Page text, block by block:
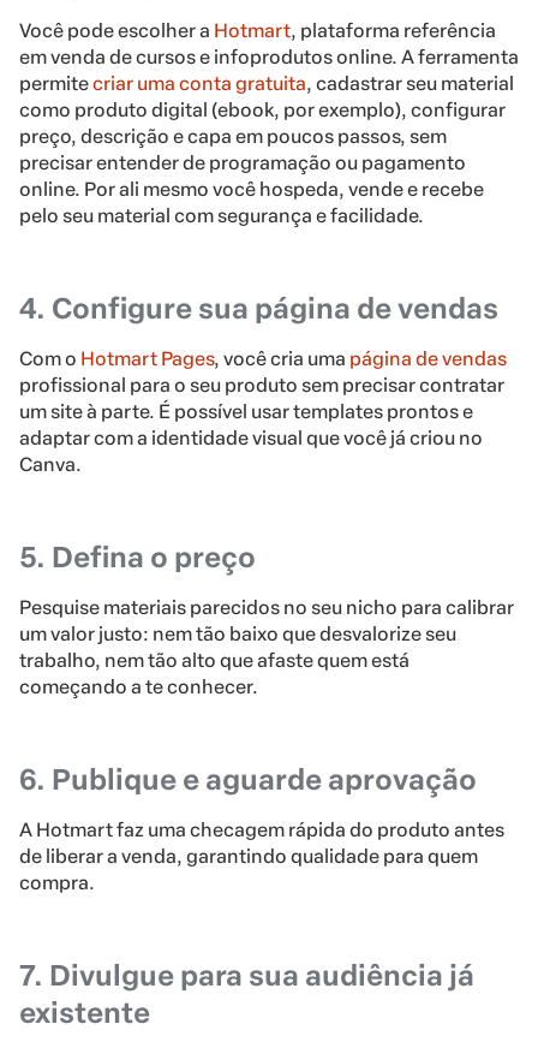
Você pode escolher a Hotmart, plataforma referência
em venda de cursos e infoprodutos online. A ferramenta
permitecriar uma conta gratuita, cadastrar seu material
como produto digital (ebook, por exemplo), configurar
preço, descrição e capa em poucos passos, sem
precisar entender de programação ou pagamento
online. Por ali mesmo você hospeda, vende e recebe
pelo seu material com segurança e facilidade.
4. Configure sua página de vendas
Com o Hotmart Pages, você cria uma página de vendas
profissional para o seu produto sem precisar contratar
um site à parte. É possível usar templates prontos e
adaptar com a identidade visual que você já criou no
Canva.
5. Defina o preço
Pesquise materiais parecidos no seu nicho para calibrar
um valor justo: nem tão baixo que desvalorize seu
trabalho, nem tão alto que afaste quem está
começando a te conhecer.
6. Publique e aguarde aprovação
A Hotmart faz uma checagem rápida do produto antes
de liberar a venda, garantindo qualidade para quem
compra.
7. Divulgue para sua audiência já
existente